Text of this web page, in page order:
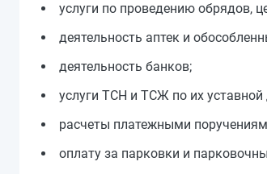
услуги по проведению обрядов,
деятельность аптек и
деятельность банков;
услуги ТСН и ТСЖ по их уставной
расчеты платежными
оплату за парковки и